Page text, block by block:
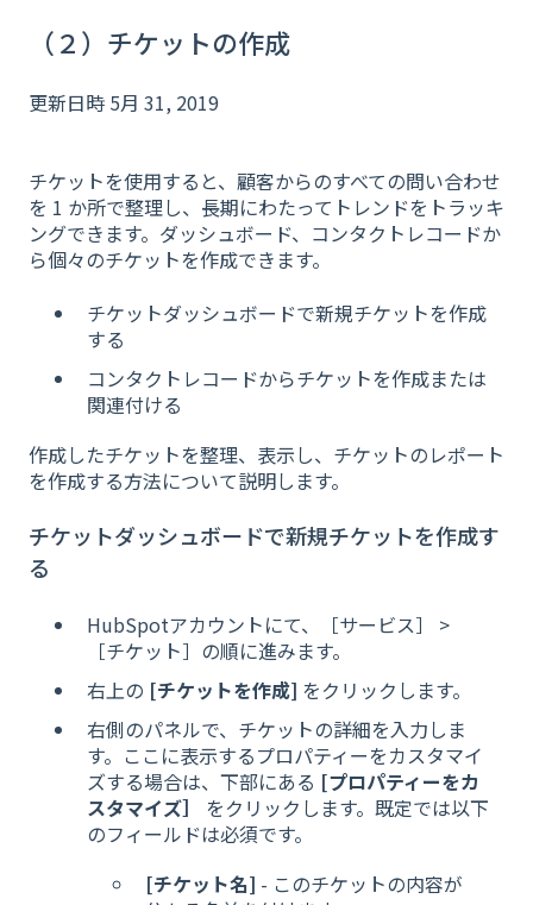
（２）チケットの作成
更新日時 5月 31, 2019
チケットを使用すると、顧客からのすべての問い合わせ
を 1 か所で整理し、長期にわたってトレンドをトラッキ
ングできます。ダッシュボード、コンタクトレコードか
ら個々のチケットを作成できます。
チケットダッシュボードで新規チケットを作成
する
コンタクトレコードからチケットを作成または
関連付ける
作成したチケットを整理、表示し、チケットのレポート
を作成する方法について説明します。
チケットダッシュボードで新規チケットを作成す
る
HubSpotアカウントにて、［サービス］ >
［チケット］の順に進みます。
右上の [チケットを作成] をクリックします。
右側のパネルで、チケットの詳細を入力しま
す。ここに表示するプロパティーをカスタマイ
ズする場合は、下部にある [プロパティーをカ
スタマイズ］
をクリックします。既定では以下
のフィールドは必須です。
[チケット名] - このチケットの内容が